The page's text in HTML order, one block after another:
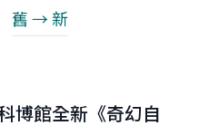
舊 → 新
博館全新《奇幻自